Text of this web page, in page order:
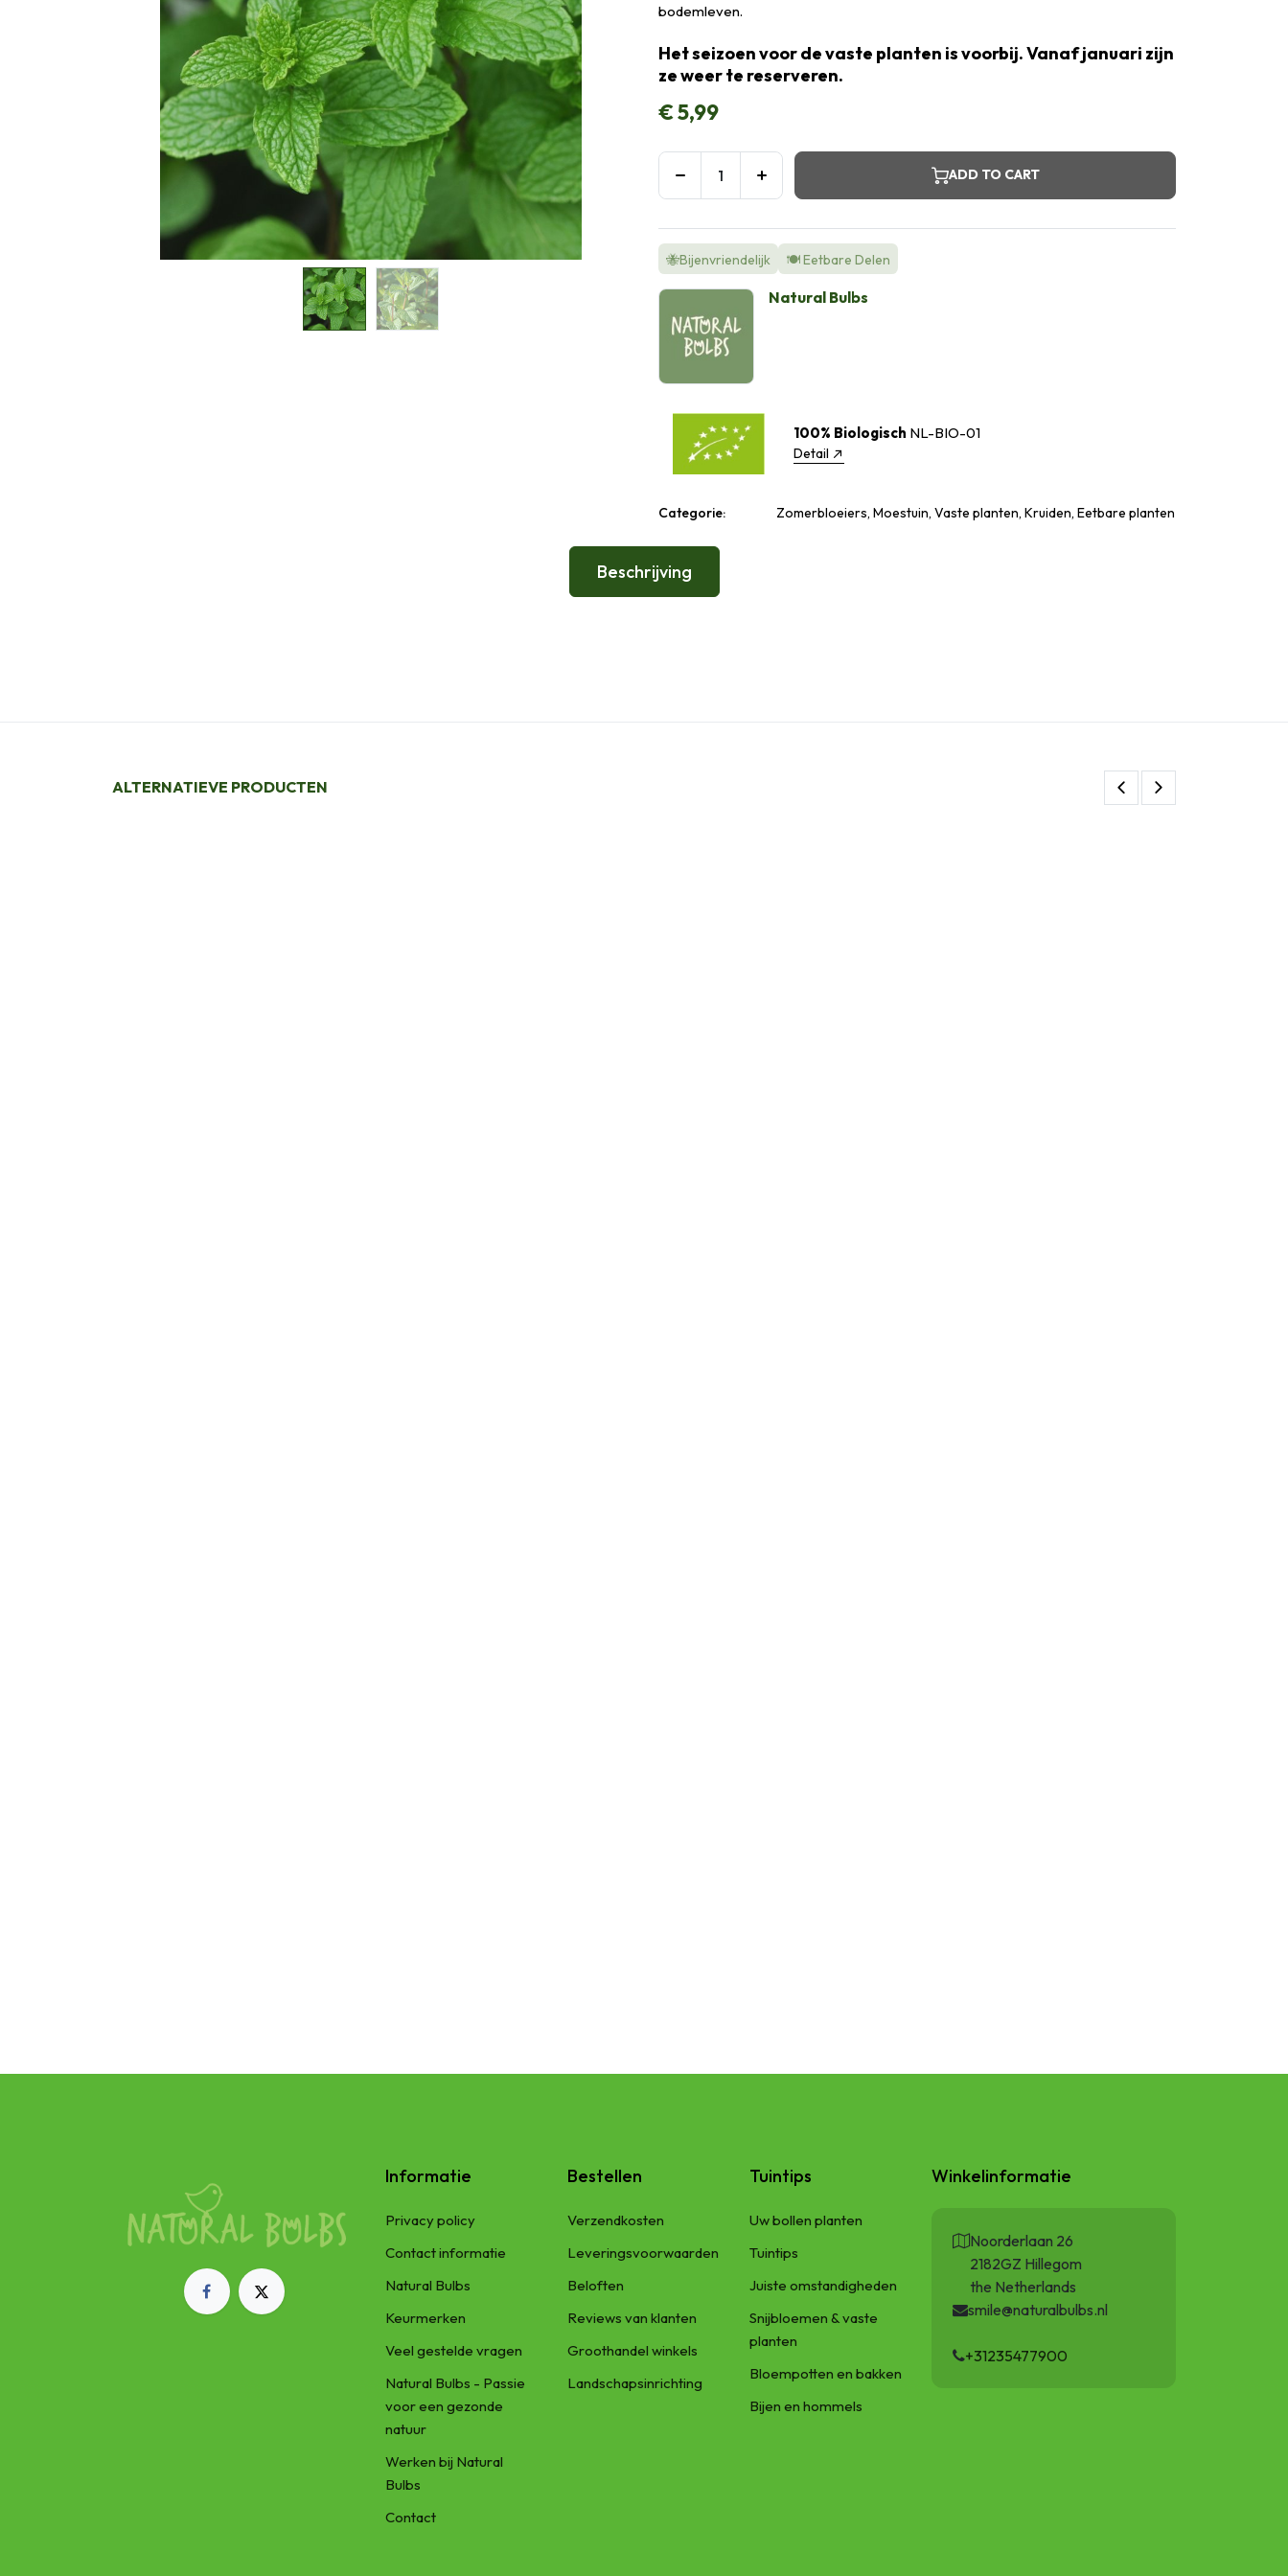
bodemleven.
Het seizoen voor de vaste planten is voorbij. Vanaf januari zijn
ze weer te reserveren.
€5,99
ADD TO CART
🐝Bijenvriendelijk 🍽️ Eetbare Delen
Natural Bulbs
100% Biologisch NL-BIO-01
Detail
Categorie: Zomerbloeiers, Moestuin, Vaste planten, Kruiden, Eetbare planten
Beschrijving
ALTERNATIEVE PRODUCTEN
Informatie
Privacy policy
Contact informatie
Natural Bulbs
Keurmerken
Veel gestelde vragen
Natural Bulbs - Passie
voor een gezonde
natuur
Werken bij Natural
Bulbs
Contact
Bestellen
Verzendkosten
Leveringsvoorwaarden
Beloften
Reviews van klanten
Groothandel winkels
Landschapsinrichting
Tuintips
Uw bollen planten
Tuintips
Juiste omstandigheden
Snijbloemen & vaste
planten
Bloempotten en bakken
Bijen en hommels
Winkelinformatie
Noorderlaan 26
2182GZ Hillegom
the Netherlands
smile@naturalbulbs.nl
+31235477900